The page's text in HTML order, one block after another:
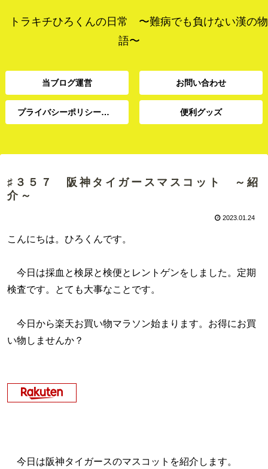
トラキチひろくんの日常 〜難病でも負けない漢の物
語〜
当ブログ運営 お問い合わせ
プライバシーポリシー、免責事項 便利グッズ
♯３５７ 阪神タイガースマスコット ～紹
介～
2023.01.24
こんにちは。ひろくんです。
今日は採血と検尿と検便とレントゲンをしました。定期
検査です。とても大事なことです。
今日から楽天お買い物マラソン始まります。お得にお買
い物しませんか？
今日は阪神タイガースのマスコットを紹介します。